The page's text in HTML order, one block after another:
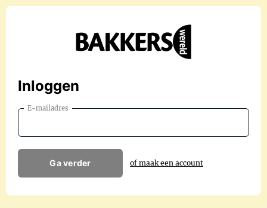
Inloggen
E-mailadres
Ga verder of maak een account